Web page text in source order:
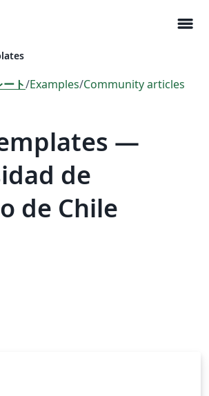
menu
ト/Examples/Community articles
—
de
de Chile